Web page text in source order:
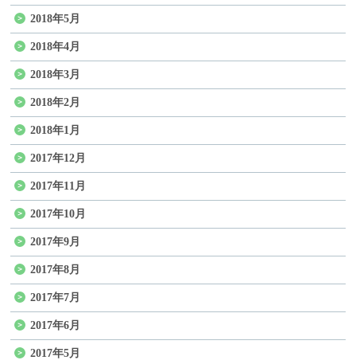
2018年5月
2018年4月
2018年3月
2018年2月
2018年1月
2017年12月
2017年11月
2017年10月
2017年9月
2017年8月
2017年7月
2017年6月
2017年5月